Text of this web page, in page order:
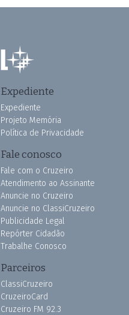
Expediente
Expediente
Projeto Memória
Política de Privacidade
Fale conosco
Fale com o Cruzeiro
Atendimento ao Assinante
Anuncie no Cruzeiro
Anuncie no ClassiCruzeiro
Publicidade Legal
Repórter Cidadão
Trabalhe Conosco
Parceiros
ClassiCruzeiro
CruzeiroCard
Cruzeiro FM 92.3